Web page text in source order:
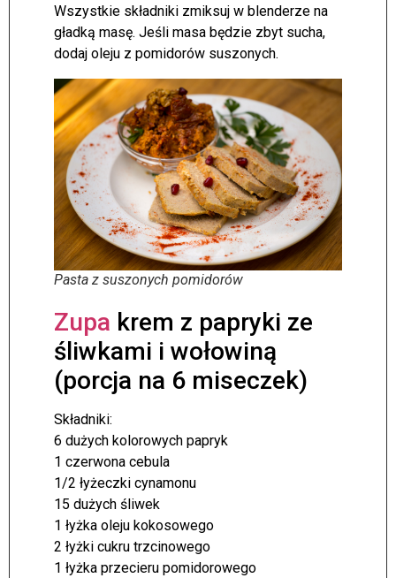
Wszystkie składniki zmiksuj w blenderze na
gładką masę. Jeśli masa będzie zbyt sucha,
dodaj oleju z pomidorów suszonych.
Pasta z suszonych pomidorów
Zupa krem z papryki ze
śliwkami i wołowiną
(porcja na 6 miseczek)
Składniki:
6 dużych kolorowych papryk
1 czerwona cebula
1/2 łyżeczki cynamonu
15 dużych śliwek
1 łyżka oleju kokosowego
2 łyżki cukru trzcinowego
1 łyżka przecieru pomidorowego